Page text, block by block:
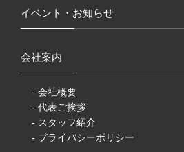
イベント・お知らせ
会社案内
- 会社概要
- 代表ご挨拶
- スタッフ紹介
- プライバシーポリシー